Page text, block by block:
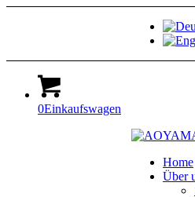
0Einkaufswagen
Home
Über